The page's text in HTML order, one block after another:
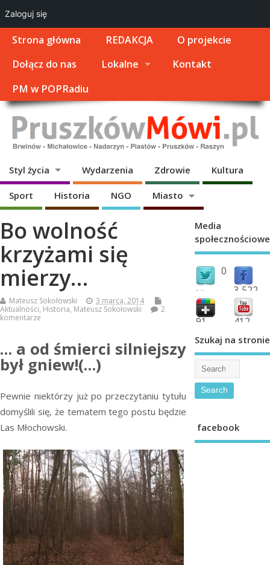
Strona główna REDAKCJA
O projekcie
Dołącz do nas
Lokalne
Kontakt
PM w POPRadiu
Styl życia Wydarzenia Zdrowie Kultura
Sport Historia NGO Miasto
Bo wolność
krzyżami się
mierzy…
Mateusz Sokołowski
3 marca, 2014
Aktualności, Historia, Mateusz Sokołowski
2
komentarze
… a od śmierci silniejszy
był gniew!(…)
Pewnie niektórzy już po przeczytaniu tytułu
domyślili się, że tematem tego postu będzie
Las Młochowski.
Media
społecznościowe
0
followers 3,522
fans
91 412
Szukaj na stronie
facebook
Zaloguj się